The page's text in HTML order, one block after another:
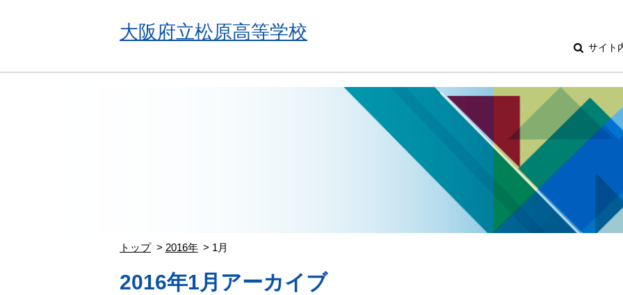
大阪府立松原高等学校
サイト
トップ 2016年 1月
2016年1月アーカイブ